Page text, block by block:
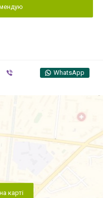
WhatsApp
карті